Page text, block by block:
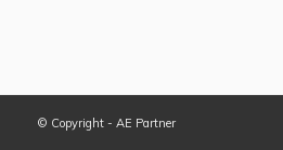
© Copyright - AE Partner